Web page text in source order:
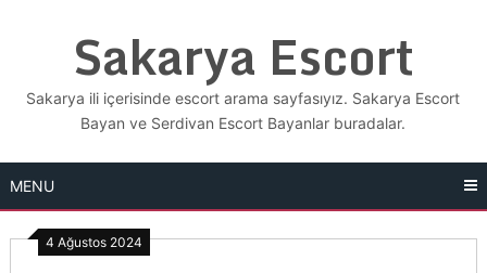
Sakarya Escort
Sakarya ili içerisinde escort arama sayfasıyız. Sakarya Escort
Bayan ve Serdivan Escort Bayanlar buradalar.
MENU
4 Ağustos 2024